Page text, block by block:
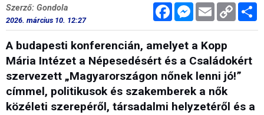
FacebookMessenger
Email Copy
Link
Szerző: Gondola
2026. március 10. 12:27
A budapesti konferencián, amelyet a Kopp
Mária Intézet a Népesedésért és a Családokért
szervezett „Magyarországon nőnek lenni jó!”
címmel, politikusok és szakemberek a nők
közéleti szerepéről, társadalmi helyzetéről és a